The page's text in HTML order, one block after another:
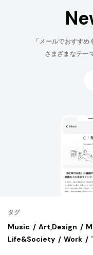
「メールでおすす
さまざまなテー
タグ
Music Art,Design
Life&Society
Work